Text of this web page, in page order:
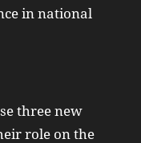
in national
three new
role on the